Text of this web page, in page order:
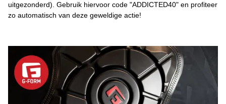
uitgezonderd). Gebruik hiervoor code "ADDICTED40" en profiteer
zo automatisch van deze geweldige actie!